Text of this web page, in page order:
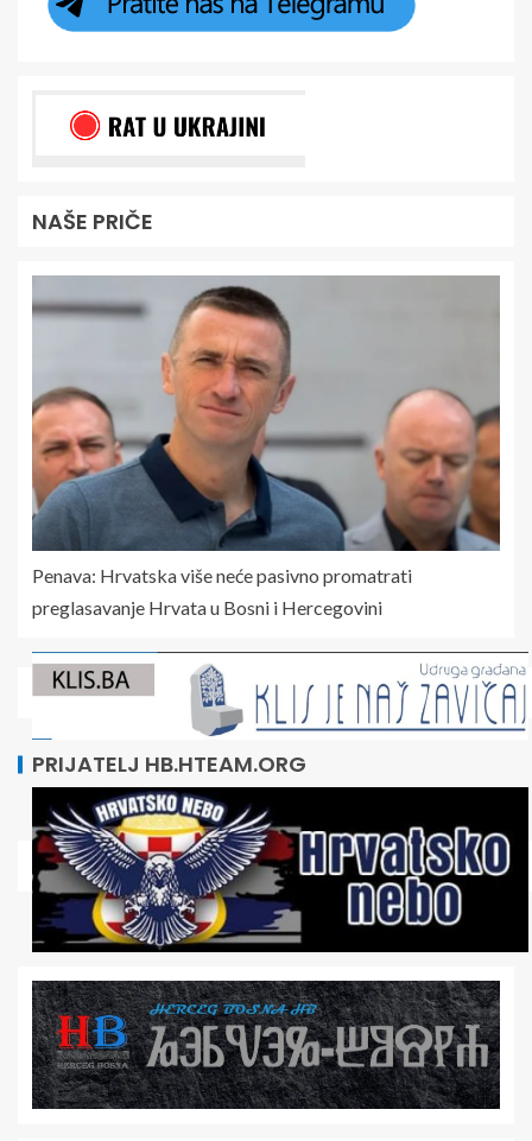
NAŠE PRIČE
Penava: Hrvatska više neće pasivno promatrati
preglasavanje Hrvata u Bosni i Hercegovini
PRIJATELJ HB.HTEAM.ORG